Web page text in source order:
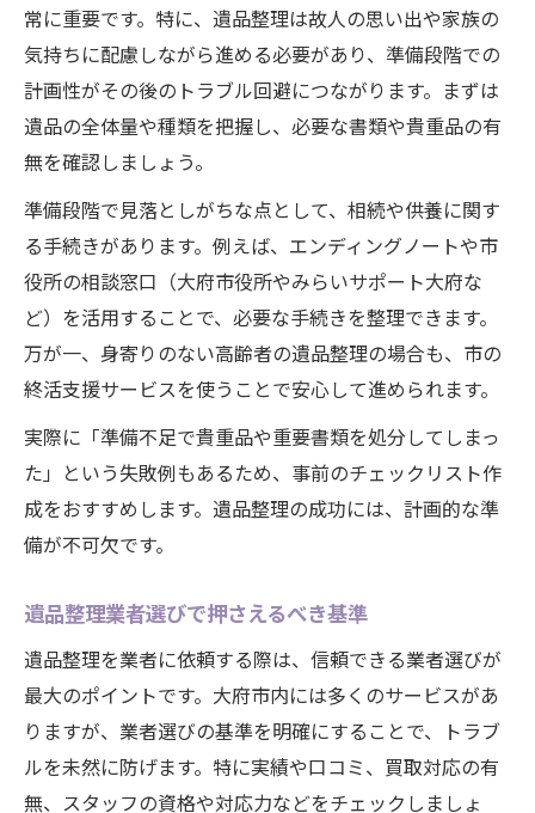
常に重要です。特に、遺品整理は故人の思い出や家族の
気持ちに配慮しながら進める必要があり、準備段階での
計画性がその後のトラブル回避につながります。まずは
遺品の全体量や種類を把握し、必要な書類や貴重品の有
無を確認しましょう。
準備段階で見落としがちな点として、相続や供養に関す
る手続きがあります。例えば、エンディングノートや市
役所の相談窓口（大府市役所やみらいサポート大府な
ど）を活用することで、必要な手続きを整理できます。
万が一、身寄りのない高齢者の遺品整理の場合も、市の
終活支援サービスを使うことで安心して進められます。
実際に「準備不足で貴重品や重要書類を処分してしまっ
た」という失敗例もあるため、事前のチェックリスト作
成をおすすめします。遺品整理の成功には、計画的な準
備が不可欠です。
遺品整理業者選びで押さえるべき基準
遺品整理を業者に依頼する際は、信頼できる業者選びが
最大のポイントです。大府市内には多くのサービスがあ
りますが、業者選びの基準を明確にすることで、トラブ
ルを未然に防げます。特に実績や口コミ、買取対応の有
無、スタッフの資格や対応力などをチェックしましょ